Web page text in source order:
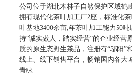
公司位于湖北木林子自然保护区域鹤
拥有现代化茶叶加工厂2座，标准化
叶基地3400余亩,年茶叶加工能力50
持“诚实做人，踏实经营”的企业经营
质的原生态野生茶品，注册有“邬阳”
线上、线下销售平台，畅销国内各大
青睐......